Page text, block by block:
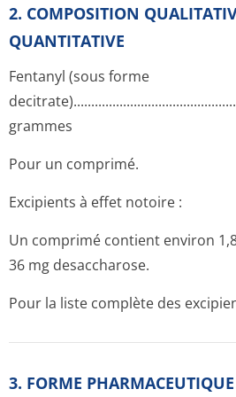
2. COMPOSITION
QUANTITATIVE
Fentanyl (sous forme
grammes
Pour un comprimé.
Excipients à effet notoire :
Un comprimé contient environ
36 mg desaccharose.
Pour la liste complète des
3. FORME PHARMACEUTIQUE